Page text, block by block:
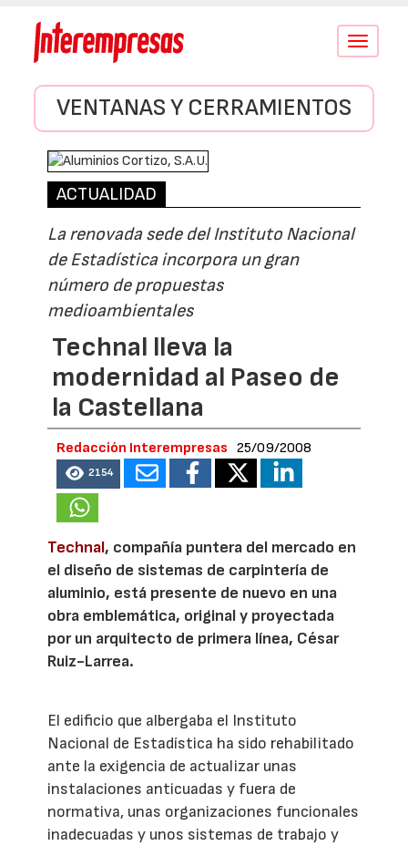
Conmutar
VENTANAS Y CERRAMIENTOS
ACTUALIDAD
La renovada sede del Instituto Nacional
de Estadística incorpora un gran
número de propuestas
medioambientales
Technal lleva la
modernidad al Paseo de
la Castellana
Redacción Interempresas 25/09/2008
2154
Technal, compañía puntera del mercado en
el diseño de sistemas de carpintería de
aluminio, está presente de nuevo en una
obra emblemática, original y proyectada
por un arquitecto de primera línea, César
Ruiz-Larrea.
El edificio que albergaba el Instituto
Nacional de Estadística ha sido rehabilitado
ante la exigencia de actualizar unas
instalaciones anticuadas y fuera de
normativa, unas organizaciones funcionales
inadecuadas y unos sistemas de trabajo y